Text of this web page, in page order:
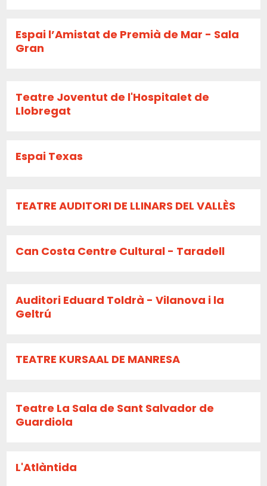
Espai l’Amistat de Premià de Mar - Sala
Gran
Teatre Joventut de l'Hospitalet de
Llobregat
Espai Texas
TEATRE AUDITORI DE LLINARS DEL VALLÈS
Can Costa Centre Cultural - Taradell
Auditori Eduard Toldrà - Vilanova i la
Geltrú
TEATRE KURSAAL DE MANRESA
Teatre La Sala de Sant Salvador de
Guardiola
L'Atlàntida